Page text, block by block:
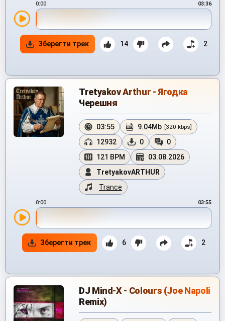
0:00 03:36
Зберегти трек 14 2
Tretyakov Arthur - Ягодка
Черешня
03:55 9.04Mb [320 kbps]
12932 0
0
121 BPM
03.08.2026
TretyakovARTHUR
Trance
0:00 03:55
Зберегти трек 6 2
DJ Mind-X - Colours (Joe Napoli
Remix)